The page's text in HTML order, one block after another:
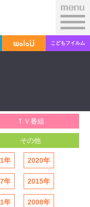
こどもフイルム
ＴＶ番組
その他
年 2020年
年 2015年
年 2008年